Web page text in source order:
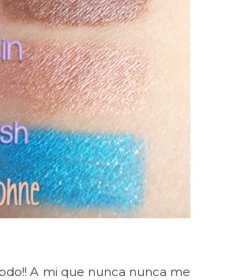
A mi que nunca nunca me